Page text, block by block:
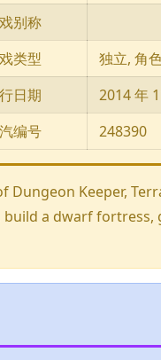
别称
类型
独立, 角
日期
2014 年
编号
248390
Keeper,
a dwarf fortress,